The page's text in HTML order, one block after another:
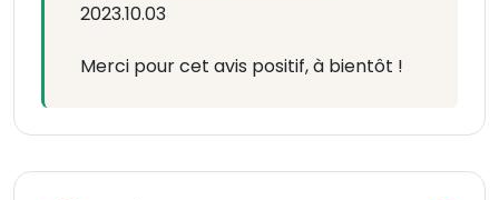
2023.10.03
Merci pour cet avis positif, à bientôt !